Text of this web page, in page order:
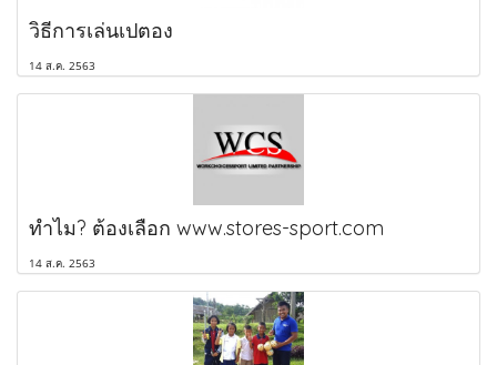
วิธีการเล่นเปตอง
14 ส.ค. 2563
ทำไม? ต้องเลือก www.stores-sport.com
14 ส.ค. 2563